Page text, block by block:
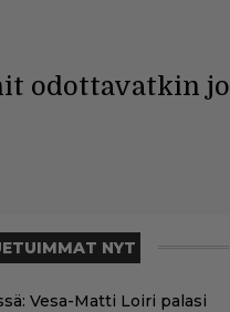
odottavatkin jo
NYT
Vesa-Matti Loiri palasi